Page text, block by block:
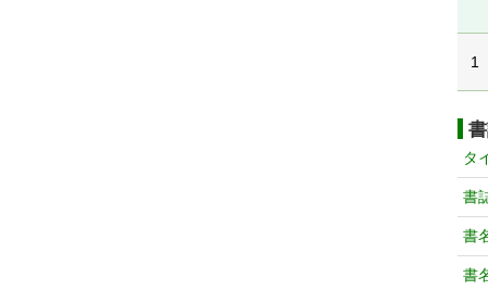
1
タ
書
書
書